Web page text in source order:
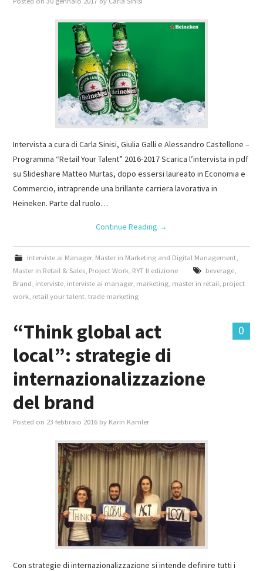
Intervista a cura di Carla Sinisi, Giulia Galli e Alessandro Castellone –
Programma “Retail Your Talent” 2016-2017 Scarica l’intervista in pdf
su Slideshare Matteo Murtas, dopo essersi laureato in Economia e
Commercio, intraprende una brillante carriera lavorativa in
Heineken. Parte dal ruolo…
Continue Reading →
Interviste ai Manager, Master in Marketing and Digital Management,
Master in Retail & Sales Project Work RYT II edizione beverage,
Brand interviste interviste ai manager, marketing master in retail project
work retail your talent ,trade marketing
0
“Think global act
local”: strategie di
internazionalizzazione
del brand
Posted on 23 febbraio 2016 by Karin Kamler
Con strategie di internazionalizzazione si intende definire tutti i